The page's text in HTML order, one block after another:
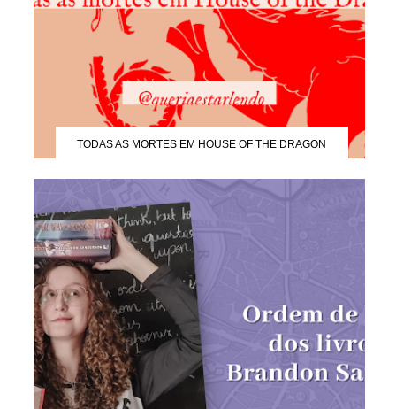
TODAS AS MORTES EM HOUSE OF THE DRAGON